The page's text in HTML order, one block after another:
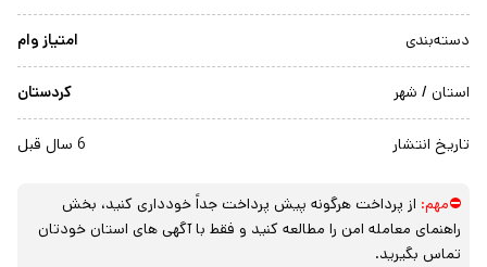
دسته‌بندی امتیاز وام
استان / شهر کردستان
تاریخ انتشار 6 سال قبل
⛔مهم: از پرداخت هرگونه پیش پرداخت جداً خودداری کنید، بخش
راهنمای معامله امن را مطالعه کنید و فقط با آگهی های استان خودتان
تماس بگیرید.